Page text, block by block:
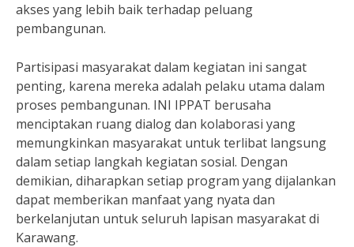
akses yang lebih baik terhadap peluang
pembangunan.
Partisipasi masyarakat dalam kegiatan ini sangat
penting, karena mereka adalah pelaku utama dalam
proses pembangunan. INI IPPAT berusaha
menciptakan ruang dialog dan kolaborasi yang
memungkinkan masyarakat untuk terlibat langsung
dalam setiap langkah kegiatan sosial. Dengan
demikian, diharapkan setiap program yang dijalankan
dapat memberikan manfaat yang nyata dan
berkelanjutan untuk seluruh lapisan masyarakat di
Karawang.